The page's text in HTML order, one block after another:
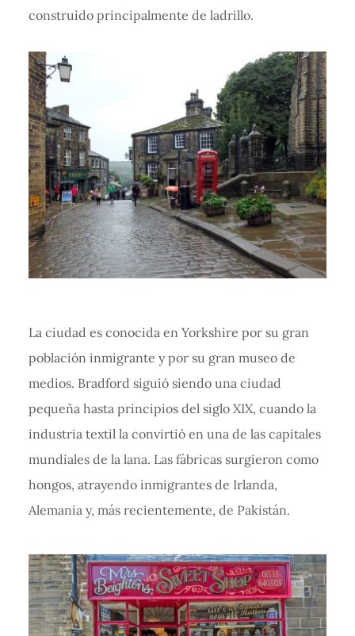
construido principalmente de ladrillo.
La ciudad es conocida en Yorkshire por su gran
población inmigrante y por su gran museo de
medios. Bradford siguió siendo una ciudad
pequeña hasta principios del siglo XIX, cuando la
industria textil la convirtió en una de las capitales
mundiales de la lana. Las fábricas surgieron como
hongos, atrayendo inmigrantes de Irlanda,
Alemania y, más recientemente, de Pakistán.